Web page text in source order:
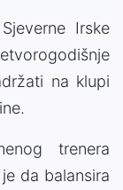
Irske
na klupi
trenera
da balansira